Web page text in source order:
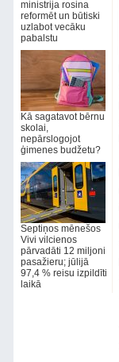
ministrija rosina
reformēt un būtiski
uzlabot vecāku
pabalstu
Kā sagatavot bērnu
skolai,
nepārslogojot
ģimenes budžetu?
Septiņos mēnešos
Vivi vilcienos
pārvadāti 12 miljoni
pasažieru; jūlijā
97,4 % reisu izpildīti
laikā